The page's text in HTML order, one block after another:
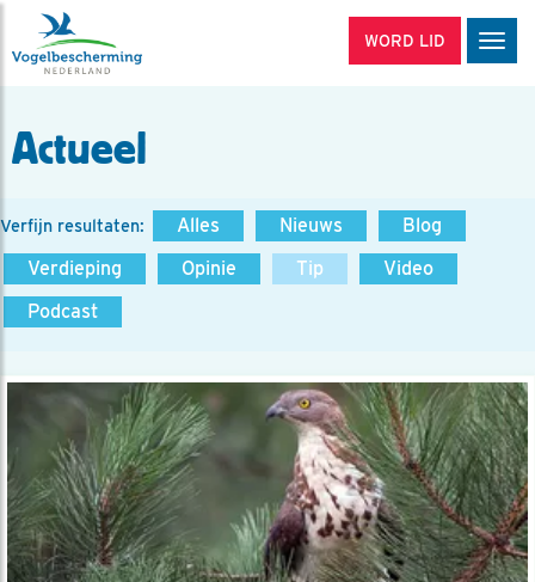
WORD LID
Actueel
Verfijn resultaten: Alles Nieuws
Blog
Verdieping
Opinie Tip
Video
Podcast